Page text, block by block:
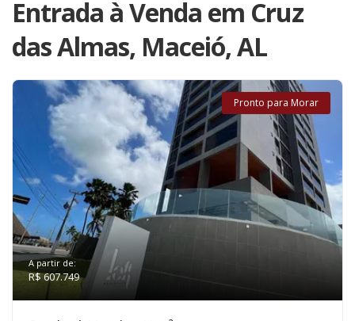
Entrada à Venda em Cruz
das Almas, Maceió, AL
Pronto para Morar
A partir de:
R$ 607.749